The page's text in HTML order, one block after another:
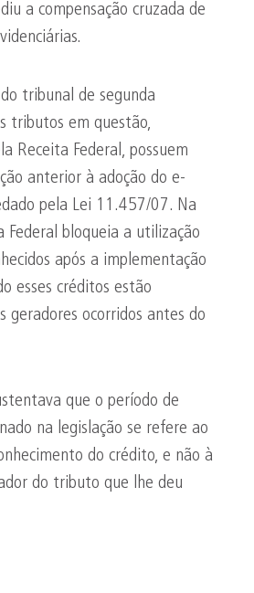
a compensação cruzada de
tribunal de segunda
tributos em questão,
Receita Federal, possuem
anterior à adoção do e-
pela Lei 11.457/07. Na
Federal bloqueia a utilização
após a implementação
esses créditos estão
geradores ocorridos antes do
que o período de
na legislação se refere ao
do crédito, e não à
do tributo que lhe deu